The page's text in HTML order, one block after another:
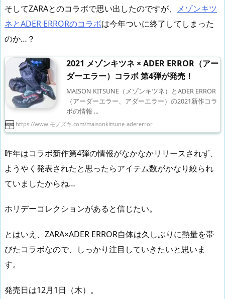
そしてZARAとのコラボで思い出したのですが、 メゾンキツ
ネとADER ERRORのコラボは今年ついに終了してしまった
のか…？
2021 メゾンキツネ × ADER ERROR（アー
ダーエラー）コラボ 第4弾が発売！
MAISON KITSUNE（メゾンキツネ）とADER ERROR
（アーダーエラー、アダーエラー）の2021新作コラ
ボの情報 ...
https://www.モノズキ.com/maisonkitsune-adererror
昨年はコラボ新作第4弾の情報がなかなかリリースされず、
ようやく発表されたと思ったらアイテム数がかなり絞られ
ていましたからね…
ホリデーコレクションがあると信じたい。
とはいえ、ZARA×ADER ERROR自体は久しぶりに熱量を帯
びたコラボなので、しっかり注目していきたいと思いま
す。
発売日は12月1日（木）。